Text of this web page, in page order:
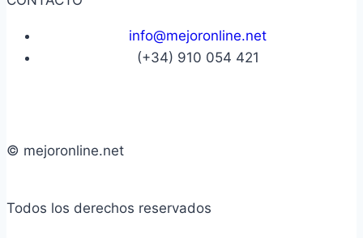
info@mejoronline.net
(+34) 910 054 421
© mejoronline.net
Todos los derechos reservados